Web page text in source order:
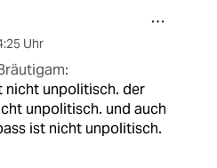
Uhr
nicht unpolitisch. der
unpolitisch. und auch
ist nicht unpolitisch.